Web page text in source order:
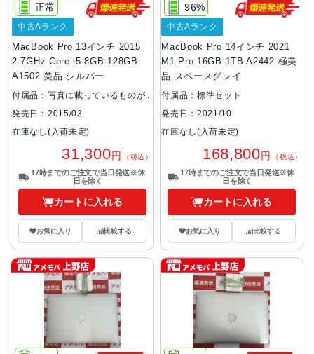
MacBook Pro 13インチ 2015
2.7GHz Core i5 8GB 128GB
A1502 美品 シルバー
正常
中古Aランク
付属品：写真に載っているものが
全てです。
発売日：2015/03
在庫なし(入荷未定)
31,300円 （税込）
17時までのご注文で当日発送※休
日を除く
カートに入れる
お気に入り 比較する
MacBook Pro 14インチ 2021
M1 Pro 16GB 1TB A2442 極美
品 スペースグレイ
96%
中古Aランク
付属品：標準セット
発売日：2021/10
在庫なし(入荷未定)
168,800円 （税込）
17時までのご注文で当日発送※休
日を除く
カートに入れる
お気に入り 比較する